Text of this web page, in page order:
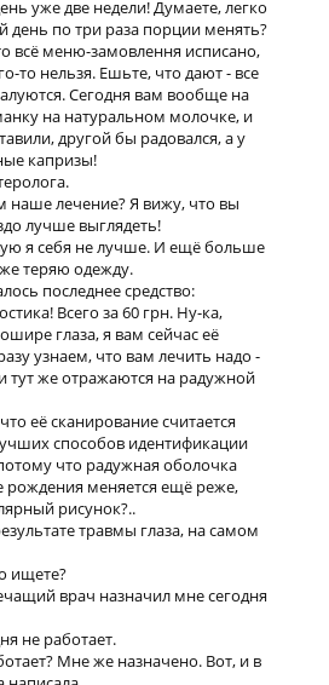
уже две недели! Думаете, легко
день по три раза порции менять?
всё меню-замовлення исписано,
то нельзя. Ешьте, что дают - все
Сегодня вам вообще на
на натуральном молочке, и
другой бы радовался, а у
капризы!
наше лечение? Я вижу, что вы
лучше выглядеть!
я себя не лучше. И ещё больше
теряю одежду.
последнее средство:
Всего за 60 грн. Ну-ка,
глаза, я вам сейчас её
узнаем, что вам лечить надо -
тут же отражаются на радужной
её сканирование считается
способов идентификации
что радужная оболочка
рождения меняется ещё реже,
рисунок?..
травмы глаза, на самом
ищете?
врач назначил мне сегодня
не работает.
Мне же назначено. Вот, и в